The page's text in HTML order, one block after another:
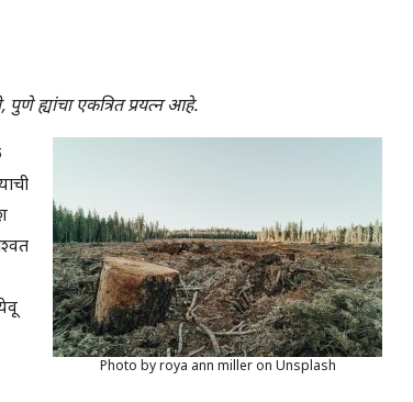
ह्यांचा एकत्रित प्रयत्न आहे.
Photo by roya ann miller on Unsplash